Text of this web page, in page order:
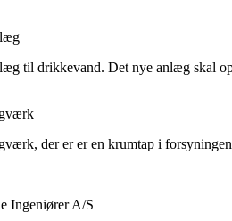
til drikkevand. Det nye anlæg skal
der er er en krumtap i
Ingeniører A/S